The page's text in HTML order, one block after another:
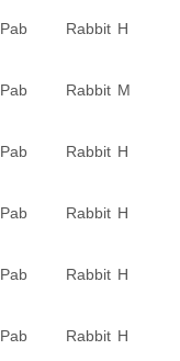
Pab Rabbit H
Pab Rabbit M
Pab Rabbit H
Pab Rabbit H
Pab Rabbit H
Pab Rabbit H